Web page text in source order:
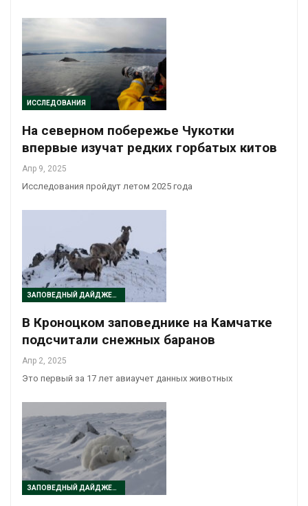
ИССЛЕДОВАНИЯ
На северном побережье Чукотки
впервые изучат редких горбатых китов
Апр 9, 2025
Исследования пройдут летом 2025 года
ЗАПОВЕДНЫЙ ДАЙДЖЕСТ
В Кроноцком заповеднике на Камчатке
подсчитали снежных баранов
Апр 2, 2025
Это первый за 17 лет авиаучет данных животных
ЗАПОВЕДНЫЙ ДАЙДЖЕСТ